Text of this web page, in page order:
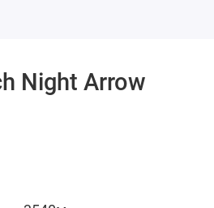
Night Arrow